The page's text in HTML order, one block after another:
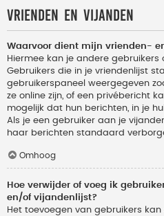
Vrienden en vijanden
Waarvoor dient mijn vrienden-
Hiermee kan je andere gebruikers
Gebruikers die in je vriendenlijst
gebruikerspaneel weergegeven
ze online zijn, of een privébericht
mogelijk dat hun berichten, in je
Als je een gebruiker aan je
haar berichten standaard
Omhoog
Hoe verwijder of voeg ik
en/of vijandenlijst?
Het toevoegen van gebruikers